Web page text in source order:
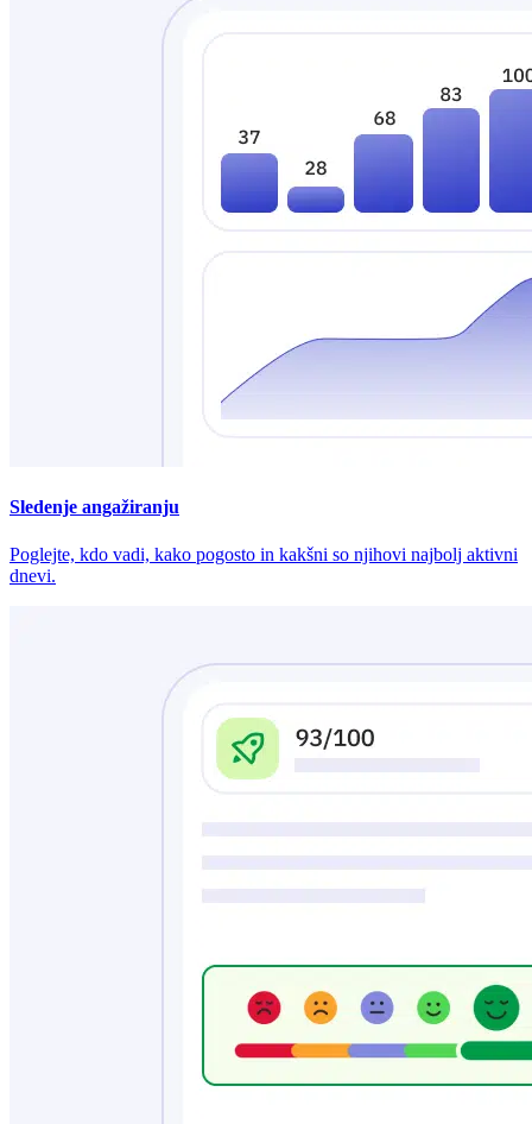
Sledenje angažiranju
Poglejte, kdo vadi, kako pogosto in kakšni so njihovi najbolj aktivni
dnevi.